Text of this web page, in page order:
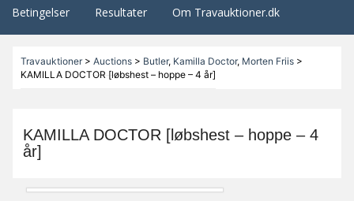
Betingelser Resultater Om Travauktioner.dk
Travauktioner> Auctions> Butler, Kamilla Doctor, Morten Friis>
KAMILLA DOCTOR [løbshest – hoppe – 4 år]
KAMILLA DOCTOR [løbshest – hoppe – 4
år]